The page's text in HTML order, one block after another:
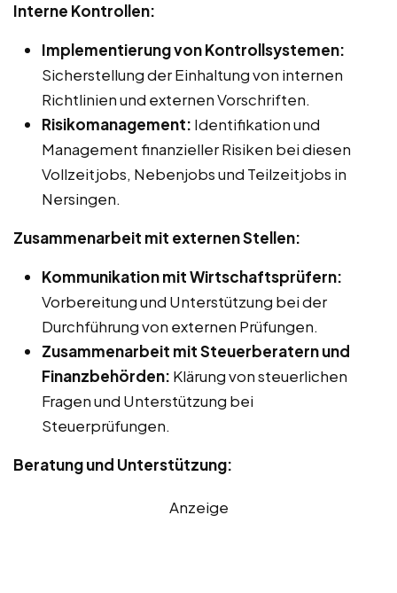
Interne Kontrollen:
Implementierung von Kontrollsystemen:
Sicherstellung der Einhaltung von internen
Richtlinien und externen Vorschriften.
Risikomanagement: Identifikation und
Management finanzieller Risiken bei diesen
Vollzeitjobs, Nebenjobs und Teilzeitjobs in
Nersingen.
Zusammenarbeit mit externen Stellen:
Kommunikation mit Wirtschaftsprüfern:
Vorbereitung und Unterstützung bei der
Durchführung von externen Prüfungen.
Zusammenarbeit mit Steuerberatern und
Finanzbehörden: Klärung von steuerlichen
Fragen und Unterstützung bei
Steuerprüfungen.
Beratung und Unterstützung:
Anzeige